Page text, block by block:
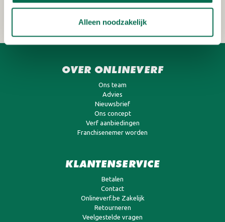
Alleen noodzakelijk
AANMELDEN
OVER ONLINEVERF
Ons team
Advies
Nieuwsbrief
Ons concept
Verf aanbiedingen
Franchisenemer worden
KLANTENSERVICE
Betalen
Contact
Onlineverf.be Zakelijk
Retourneren
Veelgestelde vragen